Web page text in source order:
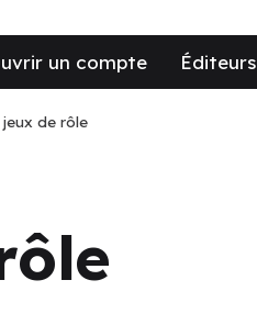
un compte Éditeurs
de rôle